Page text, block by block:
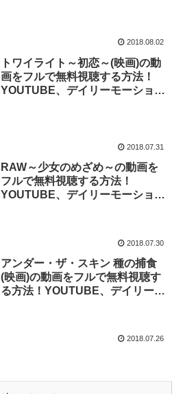
2018.08.02
トワイライト～初恋～(映画)の動
画をフルで無料視聴する方法！
YOUTUBE、デイリーモーショ
2018.07.31
RAW～少女のめざめ～の動画を
フルで無料視聴する方法！
YOUTUBE、デイリーモーショ
2018.07.30
アンダー・ザ・スキン 種の捕食
(映画)の動画をフルで無料視聴す
る方法！YOUTUBE、デイリーモ
2018.07.26